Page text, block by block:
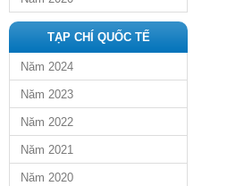
TẠP CHÍ QUỐC TẾ
Năm 2024
Năm 2023
Năm 2022
Năm 2021
Năm 2020